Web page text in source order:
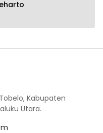
Kabupaten
Utara.